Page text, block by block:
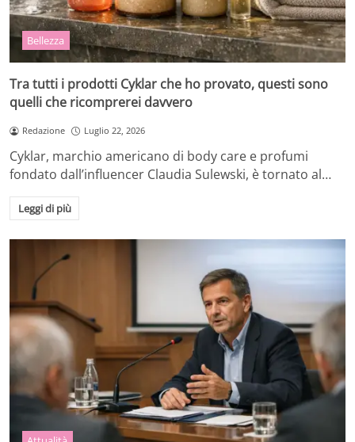
Bellezza
Tra tutti i prodotti Cyklar che ho provato, questi sono
quelli che ricomprerei davvero
Redazione Luglio 22, 2026
Cyklar, marchio americano di body care e profumi
fondato dall’influencer Claudia Sulewski, è tornato al…
Leggi di più